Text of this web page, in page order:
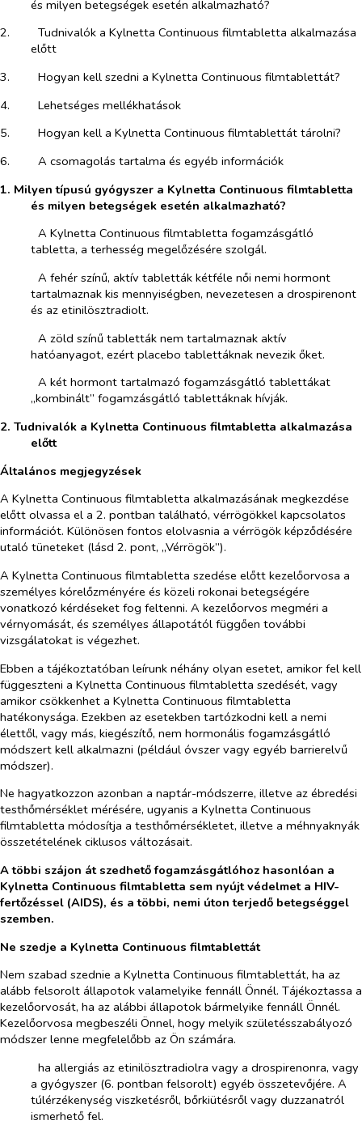
és milyen betegségek esetén alkalmazható?
2.​
Tudnivalók a Kylnetta Continuous filmtabletta alkalmazása
előtt
3.​
Hogyan kell szedni a Kylnetta Continuous filmtablettát?
4.​
Lehetséges mellékhatások
5.​
Hogyan kell a Kylnetta Continuous filmtablettát tárolni?
6.​
A csomagolás tartalma és egyéb információk
1. Milyen típusú gyógyszer a Kylnetta Continuous filmtabletta
és milyen betegségek esetén alkalmazható?
A Kylnetta Continuous filmtabletta fogamzásgátló
tabletta, a terhesség megelőzésére szolgál.
A fehér színű, aktív tabletták kétféle női nemi hormont
tartalmaznak kis mennyiségben, nevezetesen a drospirenont
és az etinilösztradiolt.
A zöld színű tabletták nem tartalmaznak aktív
hatóanyagot, ezért placebo tablettáknak nevezik őket.
A két hormont tartalmazó fogamzásgátló tablettákat
„kombinált” fogamzásgátló tablettáknak hívják.
2. Tudnivalók a Kylnetta Continuous filmtabletta alkalmazása
előtt
Általános megjegyzések
A Kylnetta Continuous filmtabletta alkalmazásának megkezdése
előtt olvassa el a 2. pontban található, vérrögökkel kapcsolatos
információt. Különösen fontos elolvasnia a vérrögök képződésére
utaló tüneteket (lásd 2. pont, „Vérrögök”).
A Kylnetta Continuous filmtabletta szedése előtt kezelőorvosa a
személyes kórelőzményére és közeli rokonai betegségére
vonatkozó kérdéseket fog feltenni. A kezelőorvos megméri a
vérnyomását, és személyes állapotától függően további
vizsgálatokat is végezhet.
Ebben a tájékoztatóban leírunk néhány olyan esetet, amikor fel kell
függeszteni a Kylnetta Continuous filmtabletta szedését, vagy
amikor csökkenhet a Kylnetta Continuous filmtabletta
hatékonysága. Ezekben az esetekben tartózkodni kell a nemi
élettől, vagy más, kiegészítő, nem hormonális fogamzásgátló
módszert kell alkalmazni (például óvszer vagy egyéb barrierelvű
módszer).
Ne hagyatkozzon azonban a naptár-módszerre, illetve az ébredési
testhőmérséklet mérésére, ugyanis a Kylnetta Continuous
filmtabletta módosítja a testhőmérsékletet, illetve a méhnyaknyák
összetételének ciklusos változásait.
A többi szájon át szedhető fogamzásgátlóhoz hasonlóan a
Kylnetta Continuous filmtabletta sem nyújt védelmet a HIV-
fertőzéssel (AIDS), és a többi, nemi úton terjedő betegséggel
szemben.
Ne szedje a Kylnetta Continuous filmtablettát
Nem szabad szednie a Kylnetta Continuous filmtablettát, ha az
alább felsorolt állapotok valamelyike fennáll Önnél. Tájékoztassa a
kezelőorvosát, ha az alábbi állapotok bármelyike fennáll Önnél.
Kezelőorvosa megbeszéli Önnel, hogy melyik születésszabályozó
módszer lenne megfelelőbb az Ön számára.
ha allergiás az etinilösztradiolra vagy a drospirenonra, vagy
a gyógyszer (6. pontban felsorolt) egyéb összetevőjére. A
túlérzékenység viszketésről, bőrkiütésről vagy duzzanatról
ismerhető fel.